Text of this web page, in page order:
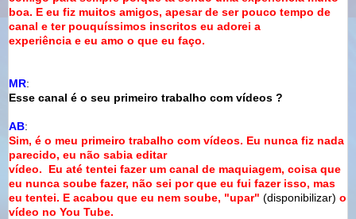
boa. E eu fiz muitos amigos, apesar de ser pouco tempo de
canal e ter pouquíssimos inscritos eu adorei a
experiência e eu amo o que eu faço.
MR:
Esse canal é o seu primeiro trabalho com vídeos ?
AB:
Sim, é o meu primeiro trabalho com vídeos. Eu nunca fiz nada
parecido, eu não sabia editar
vídeo. Eu até tentei fazer um canal de maquiagem, coisa que
eu nunca soube fazer, não sei por que eu fui fazer isso, mas
eu tentei. E acabou que eu nem soube, "upar" (disponibilizar) o
vídeo no You Tube.